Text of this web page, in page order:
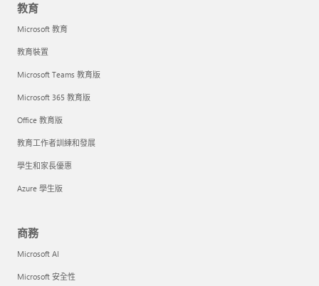
教育
Microsoft 教育
教育裝置
Microsoft Teams 教育版
Microsoft 365 教育版
Office 教育版
教育工作者訓練和發展
學生和家長優惠
Azure 學生版
商務
Microsoft AI
Microsoft 安全性